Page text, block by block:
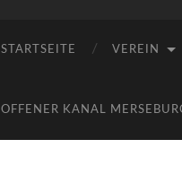
STARTSEITE VEREIN
OFFENER KANAL